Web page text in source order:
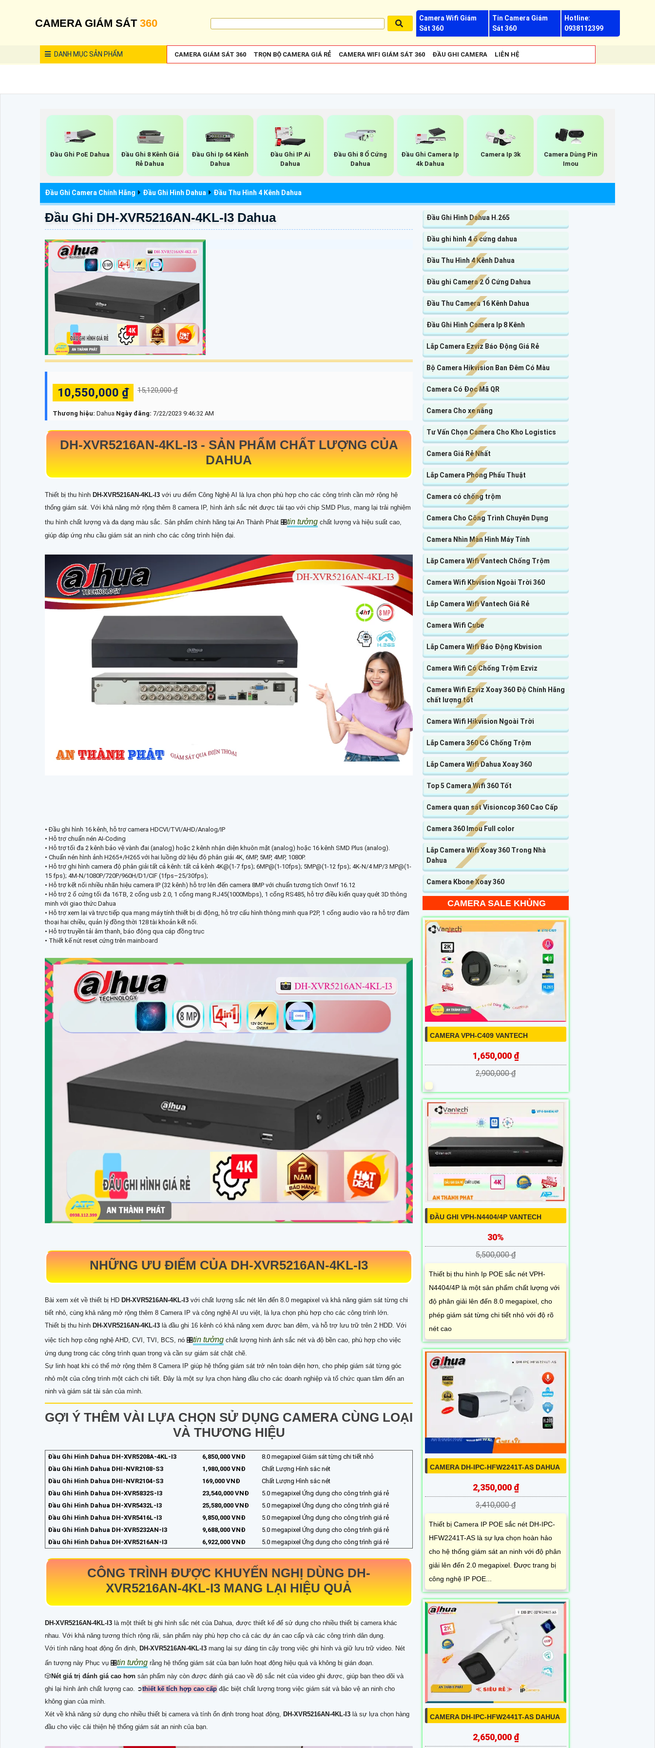
CAMERA GIÁM SÁT 360
Camera Wifi Giám
Sát 360
Tin Camera Giám
Sát 360
Hotline:
0938112399
DANH MỤCSẢN PHẨM CAMERA GIÁM SÁT 360 TRỌN BỘ CAMERA GIÁ RẺ CAMERA WIFI GIÁM SÁT 360 ĐẦU GHI CAMERA LIÊN HỆ
Đầu Ghi PoE Dahua
Đầu Ghi 8 Kênh Giá
Rẻ Dahua
Đầu Ghi Ip 64 Kênh
Dahua
Đầu Ghi IP Ai
Dahua
Đầu Ghi 8 Ổ Cứng
Dahua
Đầu Ghi Camera Ip
4k Dahua
Camera Ip 3k
Camera Dùng Pin
Imou
Đầu Ghi Camera Chính Hãng Đầu Ghi Hình Dahua Đầu Thu Hình 4 Kênh Dahua
Đầu Ghi DH-XVR5216AN-4KL-I3 Dahua
10,550,000 ₫ 15,120,000 ₫
Thương hiệu: Dahua Ngày đăng: 7/22/2023 9:46:32 AM
DH-XVR5216AN-4KL-I3 - SẢN PHẨM CHẤT LƯỢNG CỦA
DAHUA
Thiết bị thu hình DH-XVR5216AN-4KL-I3 với ưu điểm Công Nghệ AI là lựa chọn phù hợp cho các công trình cần mở rộng hệ
thống giám sát. Với khả năng mở rộng thêm 8 camera IP, hình ảnh sắc nét được tái tạo với chip SMD Plus, mang lại trải nghiệm
thu hình chất lượng và đa dạng màu sắc. Sản phẩm chính hãng tại An Thành Phát 🎛tin tưởng chất lượng và hiệu suất cao,
giúp đáp ứng nhu cầu giám sát an ninh cho các công trình hiện đại.
• Đầu ghi hình 16 kênh, hỗ trợ camera HDCVI/TVI/AHD/Analog/IP
• Hỗ trợ chuẩn nén AI-Coding
• Hỗ trợ tối đa 2 kênh bảo vệ vành đai (analog) hoặc 2 kênh nhận diện khuôn mặt (analog) hoặc 16 kênh SMD Plus (analog).
• Chuẩn nén hình ảnh H265+/H265 với hai luồng dữ liệu độ phân giải 4K, 6MP, 5MP, 4MP, 1080P.
• Hỗ trợ ghi hình camera độ phân giải tất cả kênh: tất cả kênh 4K@(1-7 fps); 6MP@(1-10fps); 5MP@(1-12 fps); 4K-N/4 MP/3 MP@(1-
15 fps); 4M-N/1080P/720P/960H/D1/CIF (1fps–25/30fps);
• Hỗ trợ kết nối nhiều nhãn hiệu camera IP (32 kênh) hỗ trợ lên đến camera 8MP với chuẩn tương tích Onvif 16.12
• Hỗ trợ 2 ổ cứng tối đa 16TB, 2 cổng usb 2.0, 1 cổng mạng RJ45(1000Mbps), 1 cổng RS485, hỗ trợ điều kiển quay quét 3D thông
minh với giao thức Dahua
• Hỗ trợ xem lại và trực tiếp qua mạng máy tính thiết bị di động, hỗ trợ cấu hình thông minh qua P2P, 1 cổng audio vào ra hỗ trợ đàm
thoại hai chiều, quản lý đồng thời 128 tài khoản kết nối.
• Hỗ trợ truyền tải âm thanh, báo động qua cáp đồng trục
• Thiết kế nút reset cứng trên mainboard
NHỮNG ƯU ĐIỂM CỦADH-XVR5216AN-4KL-I3
Bài xem xét về thiết bị HD DH-XVR5216AN-4KL-I3 với chất lượng sắc nét lên đến 8.0 megapixel và khả năng giám sát từng chi
tiết nhỏ, cùng khả năng mở rộng thêm 8 Camera IP và công nghệ AI ưu việt, là lựa chọn phù hợp cho các công trình lớn.
Thiết bị thu hình DH-XVR5216AN-4KL-I3 là đầu ghi 16 kênh có khả năng xem được ban đêm, và hỗ trợ lưu trữ trên 2 HDD. Với
việc tích hợp công nghệ AHD, CVI, TVI, BCS, nó 🎛tin tưởng chất lượng hình ảnh sắc nét và độ bền cao, phù hợp cho việc
ứng dụng trong các công trình quan trọng và cần sự giám sát chặt chẽ.
Sự linh hoạt khi có thể mở rộng thêm 8 Camera IP giúp hệ thống giám sát trở nên toàn diện hơn, cho phép giám sát từng góc
nhỏ một của công trình một cách chi tiết. Đây là một sự lựa chọn hàng đầu cho các doanh nghiệp và tổ chức quan tâm đến an
ninh và giám sát tài sản của mình.
GỢI Ý THÊM VÀI LỰA CHỌN SỬ DỤNG CAMERA CÙNG LOẠI
VÀ THƯƠNG HIỆU
Đầu Ghi Hình Dahua DH-XVR5208A-4KL-I3 6,850,000 VNĐ
8.0 megapixel Giám sát từng chi tiết nhỏ
Đầu Ghi Hình Dahua DHI-NVR2108-S3
1,980,000 VNĐ
Chất Lượng Hình sắc nét
Đầu Ghi Hình Dahua DHI-NVR2104-S3
169,000 VNĐ
Chất Lượng Hình sắc nét
Đầu Ghi Hình Dahua DH-XVR5832S-I3
23,540,000 VNĐ
5.0 megapixel Ứng dụng cho công trình giá rẻ
Đầu Ghi Hình Dahua DH-XVR5432L-I3
25,580,000 VNĐ
5.0 megapixel Ứng dụng cho công trình giá rẻ
Đầu Ghi Hình Dahua DH-XVR5416L-I3
9,850,000 VNĐ
5.0 megapixel Ứng dụng cho công trình giá rẻ
Đầu Ghi Hình Dahua DH-XVR5232AN-I3
9,688,000 VNĐ
5.0 megapixel Ứng dụng cho công trình giá rẻ
Đầu Ghi Hình Dahua DH-XVR5216AN-I3
6,922,000 VNĐ 5.0 megapixel Ứng dụng cho công trình giá rẻ
CÔNG TRÌNH ĐƯỢC KHUYẾN NGHỊ DÙNG DH-
XVR5216AN-4KL-I3 MANG LẠI HIỆU QUẢ
DH-XVR5216AN-4KL-I3 là một thiết bị ghi hình sắc nét của Dahua, được thiết kế để sử dụng cho nhiều thiết bị camera khác
nhau. Với khả năng tương thích rộng rãi, sản phẩm này phù hợp cho cả các dự án cao cấp và các công trình dân dụng.
Với tính năng hoạt động ổn định,
DH-XVR5216AN-4KL-I3 mang lại sự đáng tin cậy trong việc ghi hình và giữ lưu trữ video. Nét
ấn tượng này Phục vụ 🎛tin tưởng rằng hệ thống giám sát của bạn luôn hoạt động hiệu quả và không bị gián đoạn.
🎲Nét giá trị đánh giá cao hơn sản phẩm này còn được đánh giá cao về độ sắc nét của video ghi được, giúp bạn theo dõi và
ghi lại hình ảnh chất lượng cao. ➲thiết kế tích hợp cao cấp đặc biệt chất lượng trong việc giám sát và bảo vệ an ninh cho
không gian của mình.
Xét về khả năng sử dụng cho nhiều thiết bị camera và tính ổn định trong hoạt động,
DH-XVR5216AN-4KL-I3 là sự lựa chọn hàng
đầu cho việc cải thiện hệ thống giám sát an ninh của bạn.
Đầu Ghi Hình Dahua H.265
Đầu ghi hình 4 ổ cứng dahua
Đầu Thu Hình 4 Kênh Dahua
Đầu ghi Camera 2 Ổ Cứng Dahua
Đầu Thu Camera 16 Kênh Dahua
Đầu Ghi Hình Camera Ip 8 Kênh
Lắp Camera Ezviz Báo Động Giá Rẻ
Bộ Camera Hikvision Ban Đêm Có Màu
Camera Có Đọc Mã QR
Camera Cho xe nâng
Tư Vấn Chọn Camera Cho Kho Logistics
Camera Giá Rẻ Nhất
Lắp Camera Phòng Phẩu Thuật
Camera có chống trộm
Camera Cho Công Trình Chuyên Dụng
Camera Nhìn Màn Hình Máy Tính
Lăp Camera Wifi Vantech Chống Trộm
Camera Wifi Kbvision Ngoài Trời 360
Lắp Camera Wifi Vantech Giá Rẻ
Camera Wifi Cube
Lắp Camera Wifi Báo Động Kbvision
Camera Wifi Có Chống Trộm Ezviz
Camera Wifi Ezviz Xoay 360 Độ Chính Hãng
chất lượng tốt
Camera Wifi Hikvision Ngoài Trời
Lắp Camera 360 Có Chống Trộm
Lắp Camera Wifi Dahua Xoay 360
Top 5 Camera Wifi 360 Tốt
Camera quan sát Visioncop 360 Cao Cấp
Camera 360 Imou Full color
Lắp Camera Wifi Xoay 360 Trong Nhà
Dahua
Camera Kbone Xoay 360
CAMERA SALE KHỦNG
CAMERA VPH-C409 VANTECH
1,650,000 ₫
2,900,000 ₫
ĐẦU GHI VPH-N4404/4P VANTECH
30%
5,500,000 ₫
Thiết bị thu hình Ip POE sắc nét VPH-
N4404/4P là một sản phẩm chất lượng với
độ phân giải lên đến 8.0 megapixel, cho
phép giám sát từng chi tiết nhỏ với độ rõ
nét cao
CAMERA DH-IPC-HFW2241T-AS DAHUA
2,350,000 ₫
3,410,000 ₫
Thiết bị Camera IP POE sắc nét DH-IPC-
HFW2241T-AS là sự lựa chọn hoàn hảo
cho hệ thống giám sát an ninh với độ phân
giải lên đến 2.0 megapixel. Được trang bị
công nghệ IP POE...
CAMERA DH-IPC-HFW2441T-AS DAHUA
2,650,000 ₫